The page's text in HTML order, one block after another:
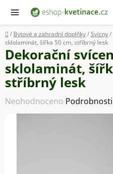
obsah
Domů
/ Bytové a zahradní doplňky/Svícny/
sklolaminát, šířka 50 cm, stříbrný lesk
Dekorační
sklolaminát,
stříbrný lesk
Průměrné
hodnocení
Neohodnoceno